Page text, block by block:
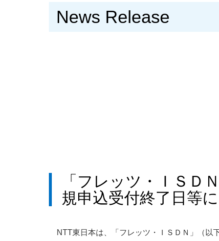
News Release
「フレッツ・ＩＳＤ
規申込受付終了日等
NTT東日本は、「フレッツ・ＩＳＤＮ」（以